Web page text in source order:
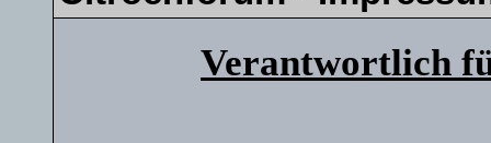
Verantwortlich